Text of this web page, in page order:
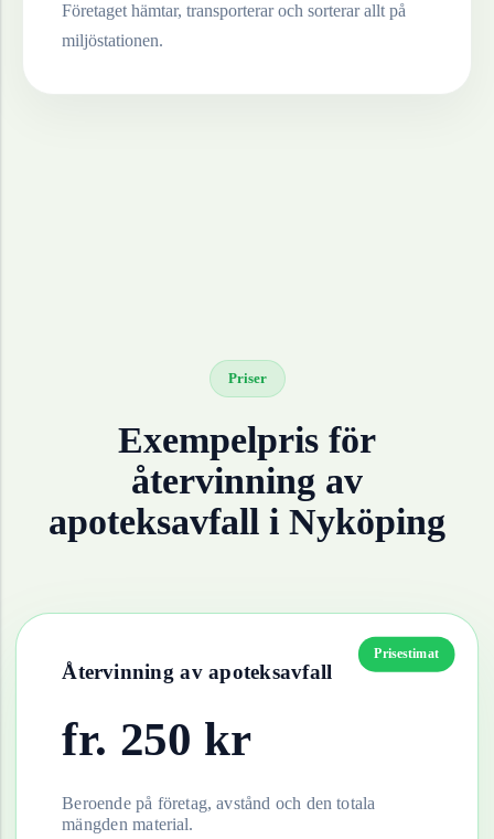
Företaget hämtar, transporterar och sorterar allt på
miljöstationen.
Priser
Exempelpris för
återvinning av
apoteksavfall i Nyköping
Prisestimat
Återvinning av apoteksavfall
fr. 250 kr
Beroende på företag, avstånd och den totala
mängden material.